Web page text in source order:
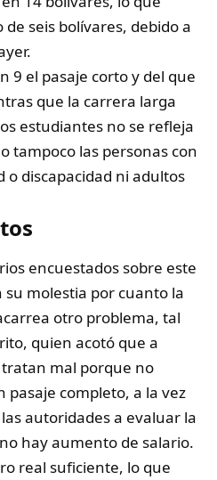
seis bolívares, debido a
9 el pasaje corto y del que
que la carrera larga
estudiantes no se refleja
tampoco las personas con
o discapacidad ni adultos
encuestados sobre este
molestia por cuanto la
otro problema, tal
quien acotó que a
tratan mal porque no
completo, a la vez
autoridades a evaluar la
hay aumento de salario.
real suficiente, lo que